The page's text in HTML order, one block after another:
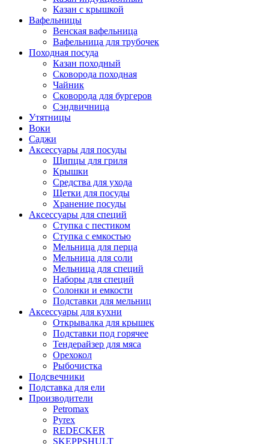
Казан с крышкой
Вафельницы
Венская вафельница
Вафельница для трубочек
Походная посуда
Казан походный
Сковорода походная
Чайник
Сковорода для бургеров
Сэндвичница
Утятницы
Bоки
Саджи
Аксессуары для посуды
Щипцы для гриля
Крышки
Средства для ухода
Щетки для посуды
Хранение посуды
Аксессуары для специй
Ступка с пестиком
Ступка с емкостью
Мельница для перца
Мельница для соли
Мельница для специй
Наборы для специй
Солонки и емкости
Подставки для мельниц
Аксессуары для кухни
Открывалка для крышек
Подставки под горячее
Тендерайзер для мяса
Орехокол
Рыбочистка
Подсвечники
Подставка для ели
Производители
Petromax
Pyrex
REDECKER
SKEPPSHULT